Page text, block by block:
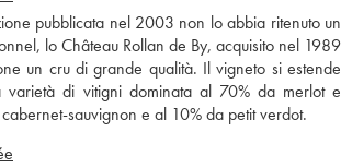
pubblicata nel 2003 non lo abbia ritenuto un
lo Château Rollan de By, acquisito nel 1989
un cru di grande qualità. Il vigneto si estende
di vitigni dominata al 70% da merlot e
sauvignon e al 10% da petit verdot.